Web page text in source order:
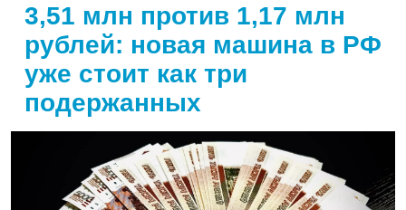
3,51 млн против 1,17 млн
рублей: новая машина в РФ
уже стоит как три
подержанных